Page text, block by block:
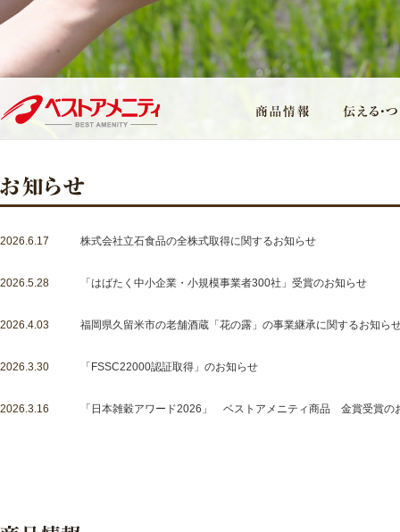
2026.6.17 株式会社立石食品の全株式取得に関するお知らせ
2026.5.28 「はばたく中小企業・小規模事業者300社」受賞のお知らせ
2026.4.03 福岡県久留米市の老舗酒蔵「花の露」の事業継承に関するお知ら
2026.3.30 「FSSC22000認証取得」のお知らせ
2026.3.16 「日本雑穀アワード2026」 ベストアメニティ商品 金賞受賞の